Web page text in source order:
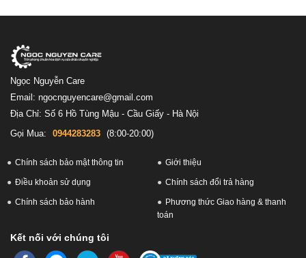
Ngọc Nguyễn Care
Email: ngocnguyencare@gmail.com
Địa Chỉ: Số 6 Hồ Tùng Mậu - Cầu Giấy - Hà Nội
Gọi Mua:
0944283283 (8:00-20:00)
Chính sách bảo mật thông tin Giới thiệu
Điều khoản sử dụng Chính sách đổi trả hàng
Chính sách bảo hành
Phương thức Giao hàng & thanh
toán
Kết nối với chúng tôi